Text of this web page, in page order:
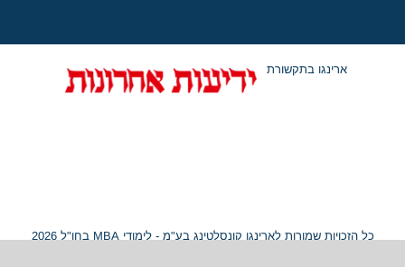
ארינגו בתקשורת
כל הזכויות שמורות לארינגו קונסלטינג בע"מ - לימודי MBA בחו"ל 2026